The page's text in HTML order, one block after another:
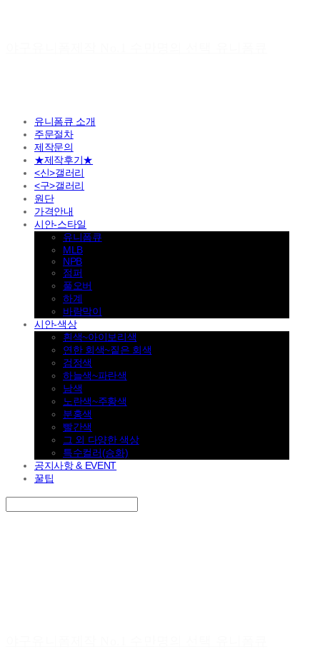
유니폼큐 소개
주문절차
제작문의
★제작후기★
<신>갤러리
<구>갤러리
원단
가격안내
시안-스타일
유니폼큐
MLB
NPB
점퍼
풀오버
하계
바람막이
시안-색상
흰색~아이보리색
연한 회색~짙은 회색
검정색
하늘색~파란색
남색
노란색~주황색
분홍색
빨간색
그 외 다양한 색상
특수컬러(승화)
공지사항 & EVENT
꿀팁